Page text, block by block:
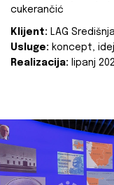
cukerančić
Klijent: LAG
Usluge: koncept,
Realizacija: lipanj